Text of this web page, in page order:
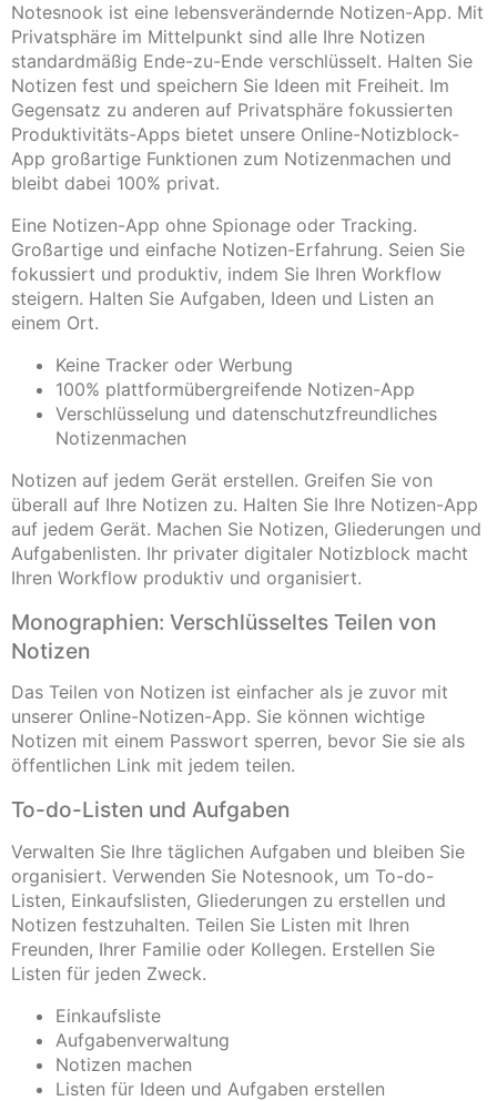
Notesnook ist eine lebensverändernde Notizen-App. Mit
Privatsphäre im Mittelpunkt sind alle Ihre Notizen
standardmäßig Ende-zu-Ende verschlüsselt. Halten Sie
Notizen fest und speichern Sie Ideen mit Freiheit. Im
Gegensatz zu anderen auf Privatsphäre fokussierten
Produktivitäts-Apps bietet unsere Online-Notizblock-
App großartige Funktionen zum Notizenmachen und
bleibt dabei 100% privat.
Eine Notizen-App ohne Spionage oder Tracking.
Großartige und einfache Notizen-Erfahrung. Seien Sie
fokussiert und produktiv, indem Sie Ihren Workflow
steigern. Halten Sie Aufgaben, Ideen und Listen an
einem Ort.
Keine Tracker oder Werbung
100% plattformübergreifende Notizen-App
Verschlüsselung und datenschutzfreundliches
Notizenmachen
Notizen auf jedem Gerät erstellen. Greifen Sie von
überall auf Ihre Notizen zu. Halten Sie Ihre Notizen-App
auf jedem Gerät. Machen Sie Notizen, Gliederungen und
Aufgabenlisten. Ihr privater digitaler Notizblock macht
Ihren Workflow produktiv und organisiert.
Monographien: Verschlüsseltes Teilen von
Notizen
Das Teilen von Notizen ist einfacher als je zuvor mit
unserer Online-Notizen-App. Sie können wichtige
Notizen mit einem Passwort sperren, bevor Sie sie als
öffentlichen Link mit jedem teilen.
To-do-Listen und Aufgaben
Verwalten Sie Ihre täglichen Aufgaben und bleiben Sie
organisiert. Verwenden Sie Notesnook, um To-do-
Listen, Einkaufslisten, Gliederungen zu erstellen und
Notizen festzuhalten. Teilen Sie Listen mit Ihren
Freunden, Ihrer Familie oder Kollegen. Erstellen Sie
Listen für jeden Zweck.
Einkaufsliste
Aufgabenverwaltung
Notizen machen
Listen für Ideen und Aufgaben erstellen